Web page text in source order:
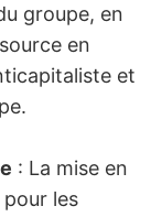
groupe, en
en
et
: La mise en
pour les